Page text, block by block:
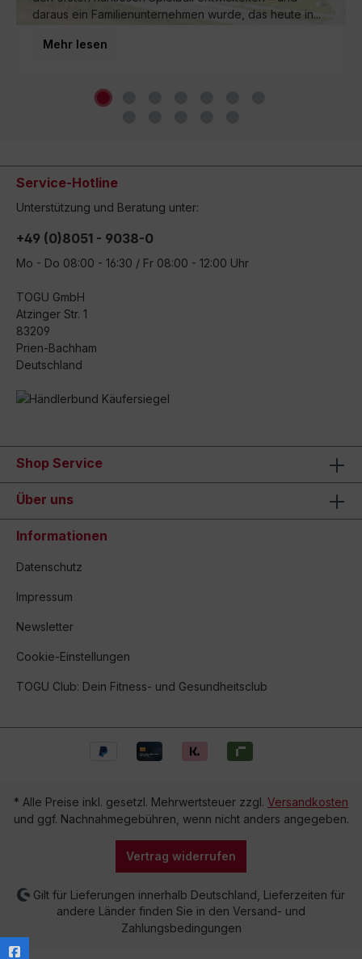
daraus ein Familienunternehmen wurde, das heute in...
Mehr lesen
Service-Hotline
Unterstützung und Beratung unter:
+49 (0)8051 - 9038-0
Mo - Do 08:00 - 16:30 / Fr 08:00 - 12:00 Uhr
TOGU GmbH
Atzinger Str. 1
83209
Prien-Bachham
Deutschland
Shop Service
Über uns
Informationen
Datenschutz
Impressum
Newsletter
Cookie-Einstellungen
TOGU Club: Dein Fitness- und Gesundheitsclub
* Alle Preise inkl. gesetzl. Mehrwertsteuer zzgl. Versandkosten
und ggf. Nachnahmegebühren, wenn nicht anders angegeben.
Vertrag widerrufen
Gilt für Lieferungen innerhalb Deutschland, Lieferzeiten für
andere Länder finden Sie in den Versand- und
Zahlungsbedingungen